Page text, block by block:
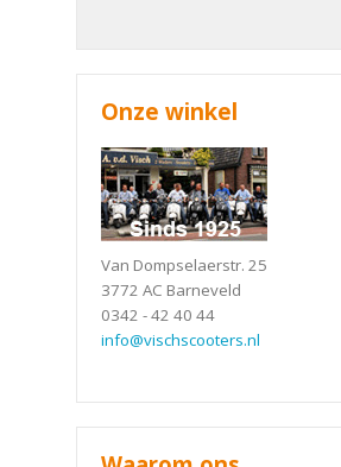
Onze winkel
Van Dompselaerstr. 25
3772 AC Barneveld
0342 - 42 40 44
info@vischscooters.nl